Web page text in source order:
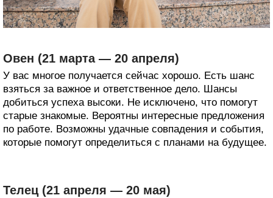
Овен (21 марта — 20 апреля)
У вас многое получается сейчас хорошо. Есть шанс
взяться за важное и ответственное дело. Шансы
добиться успеха высоки. Не исключено, что помогут
старые знакомые. Вероятны интересные предложения
по работе. Возможны удачные совпадения и события,
которые помогут определиться с планами на будущее.
Телец (21 апреля — 20 мая)